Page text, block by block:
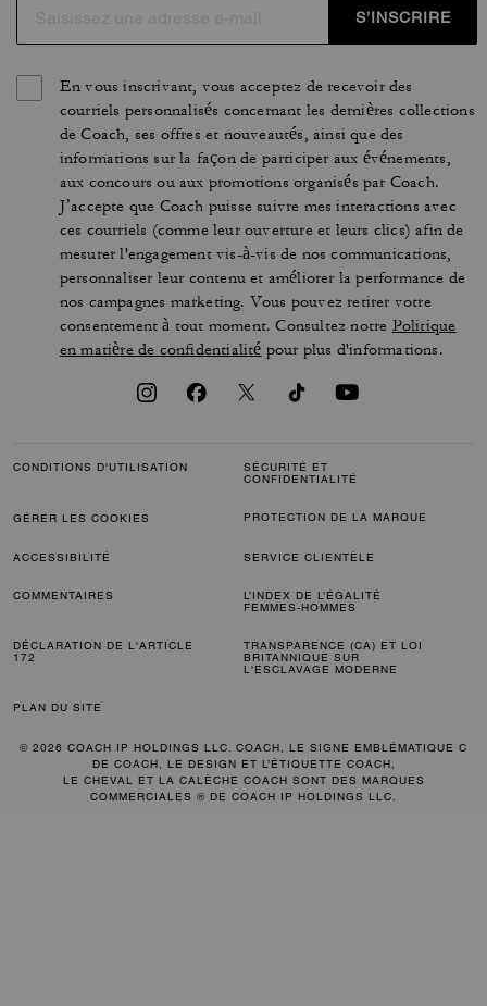
S’INSCRIRE
En vous inscrivant, vous acceptez de recevoir des
courriels personnalisés concernant les dernières collections
de Coach, ses offres et nouveautés, ainsi que des
informations sur la façon de participer aux événements,
aux concours ou aux promotions organisés par Coach.
J’accepte que Coach puisse suivre mes interactions avec
ces courriels (comme leur ouverture et leurs clics) afin de
mesurer l'engagement vis-à-vis de nos communications,
personnaliser leur contenu et améliorer la performance de
nos campagnes marketing. Vous pouvez retirer votre
consentement à tout moment. Consultez notre Politique
en matière de confidentialité pour plus d'informations.
CONDITIONS D'UTILISATION
SÉCURITÉ ET
CONFIDENTIALITÉ
GÉRER LES COOKIES PROTECTION DE LA MARQUE
ACCESSIBILITÉ SERVICE CLIENTÈLE
COMMENTAIRES
L’INDEX DE L’ÉGALITÉ
FEMMES-HOMMES
DÉCLARATION DE L'ARTICLE
172
TRANSPARENCE (CA) ET LOI
BRITANNIQUE SUR
L'ESCLAVAGE MODERNE
PLAN DU SITE
© 2026 COACH IP HOLDINGS LLC. COACH, LE SIGNE EMBLÉMATIQUE C
DE COACH, LE DESIGN ET L’ÉTIQUETTE COACH,
LE CHEVAL ET LA CALÈCHE COACH SONT DES MARQUES
COMMERCIALES ® DE COACH IP HOLDINGS LLC.